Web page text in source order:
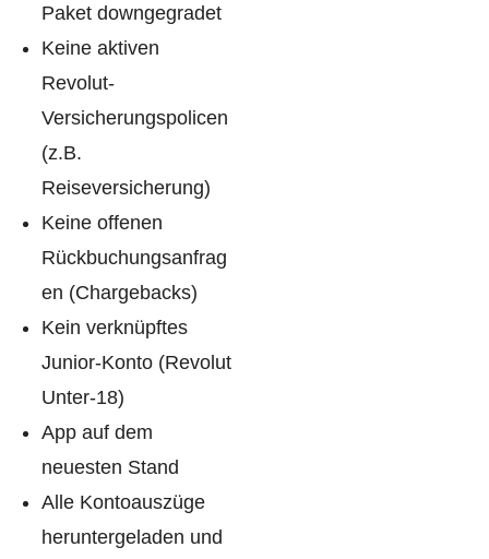
Paket downgegradet
Keine aktiven
Revolut-
Versicherungspolicen
(z.B.
Reiseversicherung)
Keine offenen
Rückbuchungsanfrag
en (Chargebacks)
Kein verknüpftes
Junior-Konto (Revolut
Unter-18)
App auf dem
neuesten Stand
Alle Kontoauszüge
heruntergeladen und